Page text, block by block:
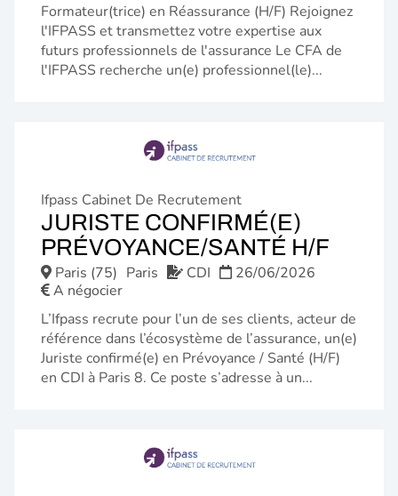
Formateur(trice) en Réassurance (H/F) Rejoignez
l'IFPASS et transmettez votre expertise aux
futurs professionnels de l'assurance Le CFA de
l'IFPASS recherche un(e) professionnel(le)...
Ifpass Cabinet De Recrutement
JURISTE CONFIRMÉ(E)
PRÉVOYANCE/SANTÉ H/F
Paris (75) Paris CDI
26/06/2026
A négocier
L’Ifpass recrute pour l’un de ses clients, acteur de
référence dans l’écosystème de l’assurance, un(e)
Juriste confirmé(e) en Prévoyance / Santé (H/F)
en CDI à Paris 8. Ce poste s’adresse à un...